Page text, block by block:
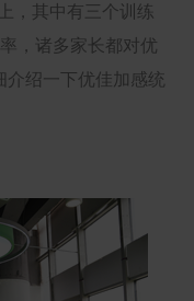
，其中有三个训练
，诸多家长都对优
介绍一下优佳加感统